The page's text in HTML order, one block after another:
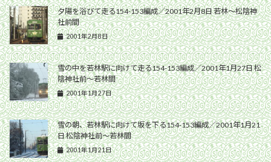
夕陽を浴びて走る154-153編成／2001年2月8日 若林〜松陰神
社前間
2001年2月8日
雪の中を若林駅に向けて走る154-153編成／2001年1月27日 松
陰神社前〜若林間
2001年1月27日
雪の朝、若林駅に向けて坂を下る154-153編成／2001年1月21
日 松陰神社前〜若林間
2001年1月21日